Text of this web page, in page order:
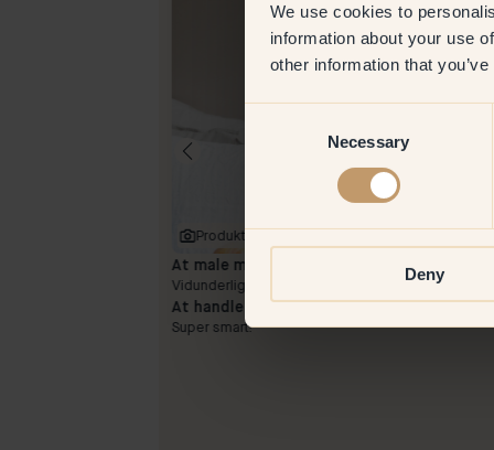
We use cookies to
information about your use
other information that
Necessary
Deny
Produktbillede
At male med:
Vidunderlig nuance og dejlig konsistens!
At handle hos Klint:
Super smart!